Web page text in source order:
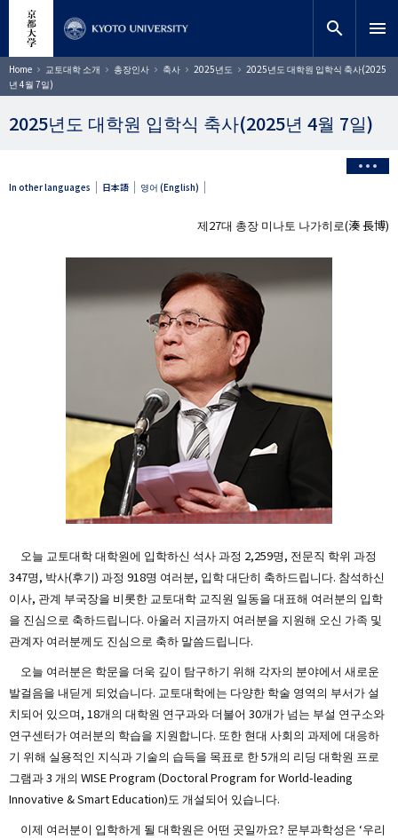
텐
츠
로
건
너
사이트 검색
찾기
search menu
Home 교토대학 소개 총장인사 축사 2025년도
2025년도 대학원 입학식 축사(2025
년 4월 7일)
2025년도 대학원 입학식 축사(2025년 4월 7일)
In other languages 日本語 영어 (English)
제27대 총장 미나토 나가히로(湊 長博)
오늘 교토대학 대학원에 입학하신 석사 과정 2,259명, 전문직 학위 과정
347명, 박사(후기) 과정 918명 여러분, 입학 대단히 축하드립니다. 참석하신
이사, 관계 부국장을 비롯한 교토대학 교직원 일동을 대표해 여러분의 입학
을 진심으로 축하드립니다. 아울러 지금까지 여러분을 지원해 오신 가족 및
관계자 여러분께도 진심으로 축하 말씀드립니다.
오늘 여러분은 학문을 더욱 깊이 탐구하기 위해 각자의 분야에서 새로운
발걸음을 내딛게 되었습니다. 교토대학에는 다양한 학술 영역의 부서가 설
치되어 있으며, 18개의 대학원 연구과와 더불어 30개가 넘는 부설 연구소와
연구센터가 여러분의 학습을 지원합니다. 또한 현대 사회의 과제에 대응하
기 위해 실용적인 지식과 기술의 습득을 목표로 한 5개의 리딩 대학원 프로
그램과 3 개의 WISE Program (Doctoral Program for World-leading
Innovative & Smart Education)도 개설되어 있습니다.
이제 여러분이 입학하게 될 대학원은 어떤 곳일까요? 문부과학성은 ‘우리